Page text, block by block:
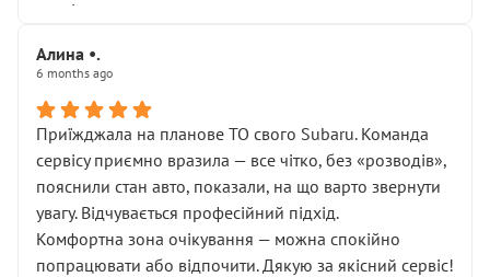
сервіс.
Алина •.
6 months ago
Приїжджала на планове ТО свого Subaru. Команда
сервісу приємно вразила — все чітко, без «розводів»,
пояснили стан авто, показали, на що варто звернути
увагу. Відчувається професійний підхід.
Комфортна зона очікування — можна спокійно
попрацювати або відпочити. Дякую за якісний сервіс!